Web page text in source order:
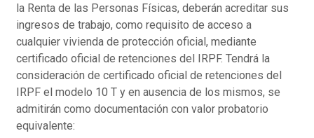
la Renta de las Personas Físicas, deberán acreditar sus
ingresos de trabajo, como requisito de acceso a
cualquier vivienda de protección oficial, mediante
certificado oficial de retenciones del IRPF. Tendrá la
consideración de certificado oficial de retenciones del
IRPF el modelo 10 T y en ausencia de los mismos, se
admitirán como documentación con valor probatorio
equivalente: